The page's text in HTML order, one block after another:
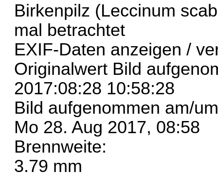
Birkenpilz (Leccinum
mal betrachtet
EXIF-Daten anzeigen /
Originalwert Bild
2017:08:28 10:58:28
Bild aufgenommen am/
Mo 28. Aug 2017, 08:58
Brennweite:
3.79 mm